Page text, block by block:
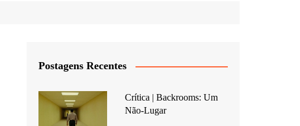
Postagens Recentes
Crítica | Backrooms: Um
Não-Lugar